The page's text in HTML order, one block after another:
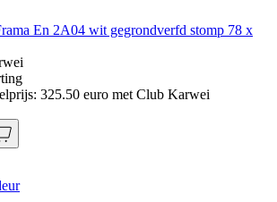
En 2A04 wit gegrondverfd stomp 78 x
325.50 euro met Club Karwei